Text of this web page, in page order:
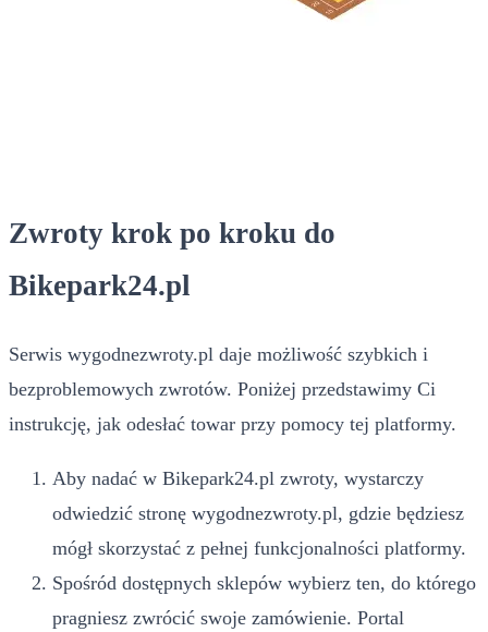
Zwroty krok po kroku do
Bikepark24.pl
Serwis wygodnezwroty.pl daje możliwość szybkich i
bezproblemowych zwrotów. Poniżej przedstawimy Ci
instrukcję, jak odesłać towar przy pomocy tej platformy.
Aby nadać w Bikepark24.pl zwroty, wystarczy
odwiedzić stronę wygodnezwroty.pl, gdzie będziesz
mógł skorzystać z pełnej funkcjonalności platformy.
Spośród dostępnych sklepów wybierz ten, do którego
pragniesz zwrócić swoje zamówienie. Portal